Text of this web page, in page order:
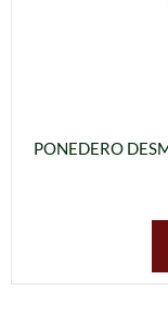
PONEDERO